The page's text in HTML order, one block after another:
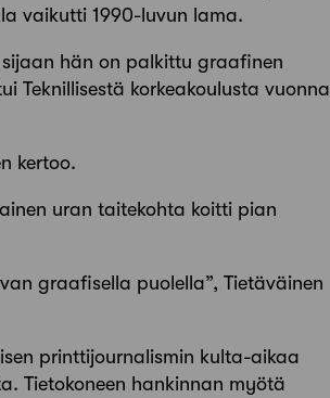
vaikutti 1990-luvun lama.
sijaan hän on palkittu graafinen
Teknillisestä korkeakoulusta vuonna
kertoo.
uran taitekohta koitti pian
graafisella puolella”, Tietäväinen
printtijournalismin kulta-aikaa
Tieto­koneen hankinnan myötä